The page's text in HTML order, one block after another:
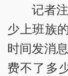
记者注
少上班族
时间发消
费不了多